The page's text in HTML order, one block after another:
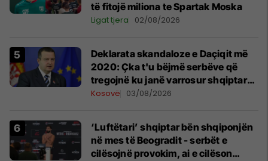
të fitojë miliona te Spartak Moska
Ligat tjera 02/08/2026
​Deklarata skandaloze e Daçiqit më
2020: Çka t'u bëjmë serbëve që
tregojnë ku janë varrosur shqiptarët
në Serbi
Kosovë 03/08/2026
‘Luftëtari’ shqiptar bën shqiponjën
në mes të Beogradit - serbët e
cilësojnë provokim, ai e cilëson